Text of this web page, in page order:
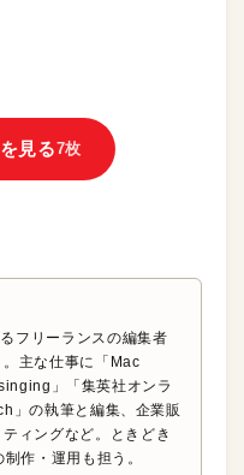
見る7枚
フリーランスの編集者
。主な仕事に「Mac
」「集英社オンラ
」の執筆と編集、企業販
ィングなど。ときどき
作・運用も担う。